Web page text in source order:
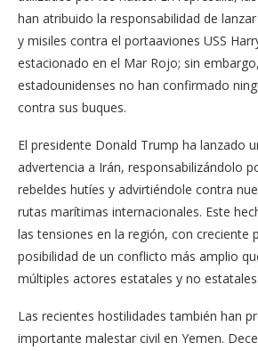
han atribuido la responsabilidad de
y misiles contra el portaaviones USS
estacionado en el Mar Rojo; sin
estadounidenses no han confirmado
contra sus buques.
El presidente Donald Trump ha lanzado
advertencia a Irán, responsabilizándolo
rebeldes hutíes y advirtiéndole contra
rutas marítimas internacionales. Este
las tensiones en la región, con creciente
posibilidad de un conflicto más amplio
múltiples actores estatales y no estatales.
Las recientes hostilidades también han
importante malestar civil en Yemen.